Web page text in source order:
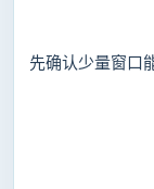
先确认少量窗口